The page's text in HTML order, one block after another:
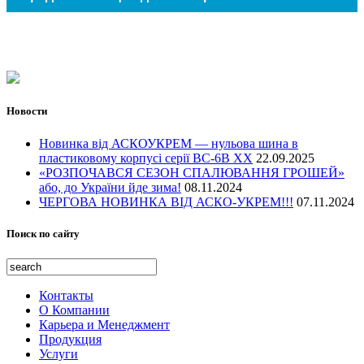
Культурное и историческое наследие
Открытые площадки и места
Жилье и услуги
Образование, иследование и здоровье
Аксессуары
Свинарники и коровники
Обогрев в промышленности
Новости
Новинка від АСКОУКРЕМ — нульова шина в
пластиковому корпусі серії ВС-6В ХХ 22.09.2025
«РОЗПОЧАВСЯ СЕЗОН СПАЛЮВАННЯ ГРОШЕЙ»
або, до України йде зима! 08.11.2024
ЧЕРГОВА НОВИНКА ВІД АСКО-УКРЕМ!!! 07.11.2024
Поиск по сайту
Контакты
О Компании
Карьера и Менеджмент
Продукция
Услуги